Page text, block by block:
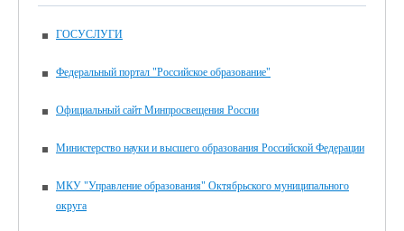
ГОСУСЛУГИ
Федеральный портал "Российское образование"
Официальный сайт Минпросвещения России
Министерство науки и высшего образования Российской Федерации
МКУ "Управление образования" Октябрьского муниципального
округа